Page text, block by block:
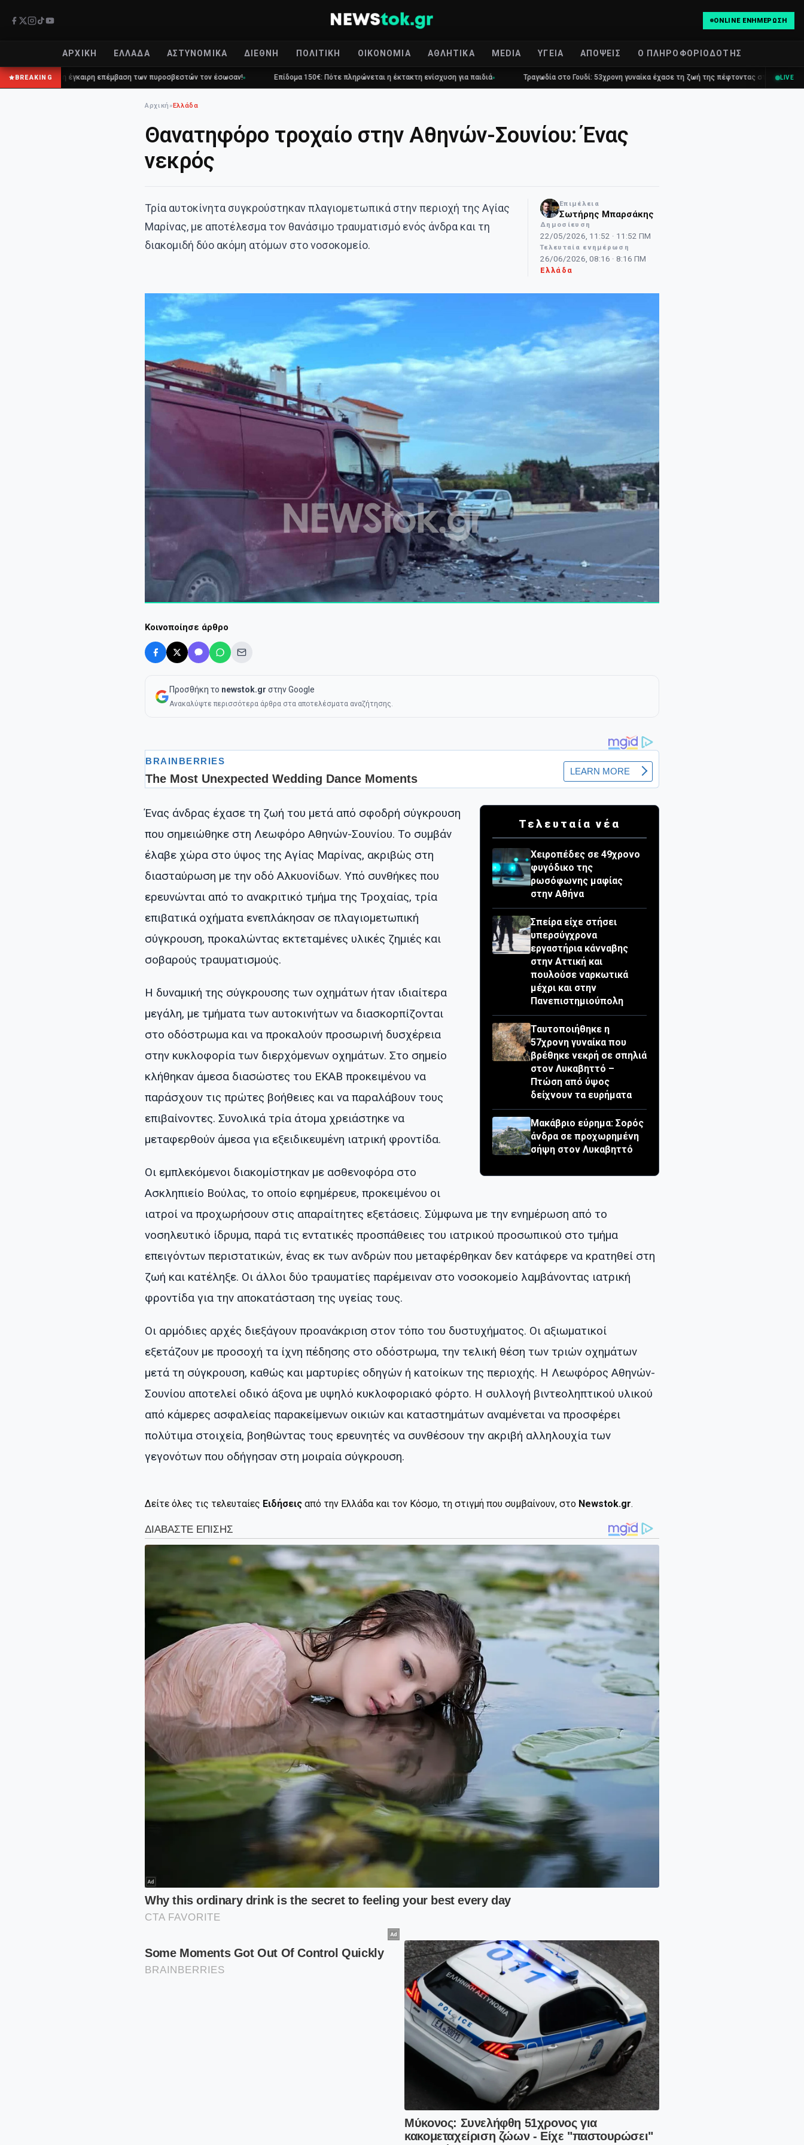
ONLINE ΕΝΗΜΈΡΩΣΗ
ΑΡΧΙΚΉ ΕΛΛΆΔΑ ΑΣΤΥΝΟΜΙΚΆ ΔΙΕΘΝΉ ΠΟΛΙΤΙΚΉ ΟΙΚΟΝΟΜΊΑ ΑΘΛΗΤΙΚΆ MEDIA ΥΓΕΊΑ ΑΠΌΨΕΙΣ Ο ΠΛΗΡΟΦΟΡΙΟΔΌΤΗΣ
BREAKING
η έγκαιρη επέμβαση των πυροσβεστών τον έσωσαν! Επίδομα 150€: Πότε πληρώνεται η έκτακτη ενίσχυση για παιδιά Τραγωδία στο Γουδί: 53χρονη γυναίκα έχασε τη ζωή της πέφτοντας στο κενό από τον πέμπτο
LIVE
Αρχική »Ελλάδα
Θανατηφόρο τροχαίο στην Αθηνών-Σουνίου: Ένας
νεκρός
Τρία αυτοκίνητα συγκρούστηκαν πλαγιομετωπικά στην περιοχή της Αγίας
Μαρίνας, με αποτέλεσμα τον θανάσιμο τραυματισμό ενός άνδρα και τη
διακομιδή δύο ακόμη ατόμων στο νοσοκομείο.
NT Επιμέλεια
Σωτήρης Μπαρσάκης
Δημοσίευση
22/05/2026, 11:52 · 11:52 ΠΜ
Τελευταία ενημέρωση
26/06/2026, 08:16 · 8:16 ΠΜ
Ελλάδα
Κοινοποίησε άρθρο
Προσθήκη το newstok.gr στην Google
Ανακαλύψτε περισσότερα άρθρα στα αποτελέσματα αναζήτησης.
Τελευταία νέα
Χειροπέδες σε 49χρονο
φυγόδικο της
ρωσόφωνης μαφίας
στην Αθήνα
Σπείρα είχε στήσει
υπερσύγχρονα
εργαστήρια κάνναβης
στην Αττική και
πουλούσε ναρκωτικά
μέχρι και στην
Πανεπιστημιούπολη
Ταυτοποιήθηκε η
57χρονη γυναίκα που
βρέθηκε νεκρή σε σπηλιά
στον Λυκαβηττό –
Πτώση από ύψος
δείχνουν τα ευρήματα
Μακάβριο εύρημα: Σορός
άνδρα σε προχωρημένη
σήψη στον Λυκαβηττό
Ένας άνδρας έχασε τη ζωή του μετά από σφοδρή σύγκρουση
που σημειώθηκε στη Λεωφόρο Αθηνών-Σουνίου. Το συμβάν
έλαβε χώρα στο ύψος της Αγίας Μαρίνας, ακριβώς στη
διασταύρωση με την οδό Αλκυονίδων. Υπό συνθήκες που
ερευνώνται από το ανακριτικό τμήμα της Τροχαίας, τρία
επιβατικά οχήματα ενεπλάκησαν σε πλαγιομετωπική
σύγκρουση, προκαλώντας εκτεταμένες υλικές ζημιές και
σοβαρούς τραυματισμούς.
Η δυναμική της σύγκρουσης των οχημάτων ήταν ιδιαίτερα
μεγάλη, με τμήματα των αυτοκινήτων να διασκορπίζονται
στο οδόστρωμα και να προκαλούν προσωρινή δυσχέρεια
στην κυκλοφορία των διερχόμενων οχημάτων. Στο σημείο
κλήθηκαν άμεσα διασώστες του ΕΚΑΒ προκειμένου να
παράσχουν τις πρώτες βοήθειες και να παραλάβουν τους
επιβαίνοντες. Συνολικά τρία άτομα χρειάστηκε να
μεταφερθούν άμεσα για εξειδικευμένη ιατρική φροντίδα.
Οι εμπλεκόμενοι διακομίστηκαν με ασθενοφόρα στο
Ασκληπιείο Βούλας, το οποίο εφημέρευε, προκειμένου οι
ιατροί να προχωρήσουν στις απαραίτητες εξετάσεις. Σύμφωνα με την ενημέρωση από το
νοσηλευτικό ίδρυμα, παρά τις εντατικές προσπάθειες του ιατρικού προσωπικού στο τμήμα
επειγόντων περιστατικών, ένας εκ των ανδρών που μεταφέρθηκαν δεν κατάφερε να κρατηθεί στη
ζωή και κατέληξε. Οι άλλοι δύο τραυματίες παρέμειναν στο νοσοκομείο λαμβάνοντας ιατρική
φροντίδα για την αποκατάσταση της υγείας τους.
Οι αρμόδιες αρχές διεξάγουν προανάκριση στον τόπο του δυστυχήματος. Οι αξιωματικοί
εξετάζουν με προσοχή τα ίχνη πέδησης στο οδόστρωμα, την τελική θέση των τριών οχημάτων
μετά τη σύγκρουση, καθώς και μαρτυρίες οδηγών ή κατοίκων της περιοχής. Η Λεωφόρος Αθηνών-
Σουνίου αποτελεί οδικό άξονα με υψηλό κυκλοφοριακό φόρτο. Η συλλογή βιντεοληπτικού υλικού
από κάμερες ασφαλείας παρακείμενων οικιών και καταστημάτων αναμένεται να προσφέρει
πολύτιμα στοιχεία, βοηθώντας τους ερευνητές να συνθέσουν την ακριβή αλληλουχία των
γεγονότων που οδήγησαν στη μοιραία σύγκρουση.
Δείτε όλες τις τελευταίες Ειδήσεις από την Ελλάδα και τον Κόσμο, τη στιγμή που συμβαίνουν, στο Newstok.gr.